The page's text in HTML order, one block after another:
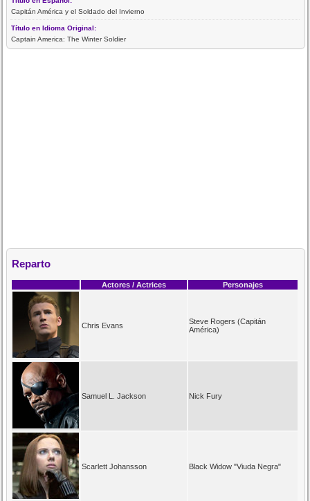
Capitán América y el Soldado del Invierno
Título en Idioma Original:
Captain America: The Winter Soldier
Reparto
Actores / Actrices Personajes
Chris Evans
Steve Rogers (Capitán
América)
Samuel L. Jackson Nick Fury
Scarlett Johansson Black Widow "Viuda Negra"